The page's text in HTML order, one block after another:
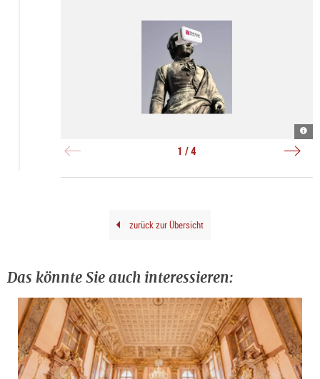
3D-
3D-
1 / 4
zurück zur Übersicht
Das könnte Sie auch interessieren: